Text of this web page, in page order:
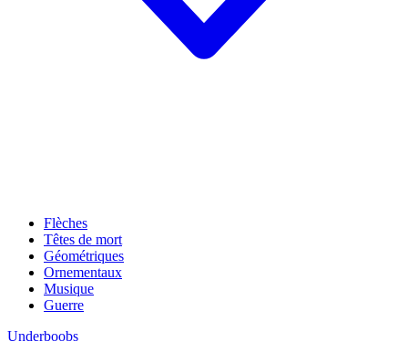
Flèches
Têtes de mort
Géométriques
Ornementaux
Musique
Guerre
Underboobs